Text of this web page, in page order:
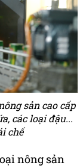
sản cao cấp
các loại đậu...
chế
nông sản